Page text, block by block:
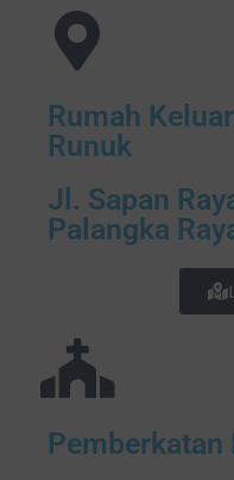
Rumah
Runuk
Jl. Sapan
Palangka
Pemberkatan